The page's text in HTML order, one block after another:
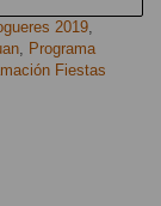
2019
Programa
Fiestas